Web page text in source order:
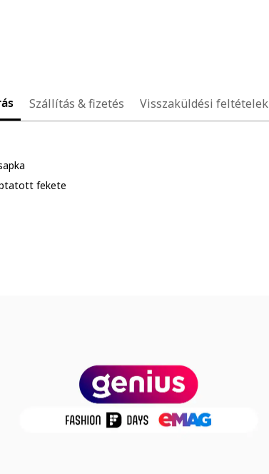
Szállítás & fizetés Visszaküldési feltételek
fekete